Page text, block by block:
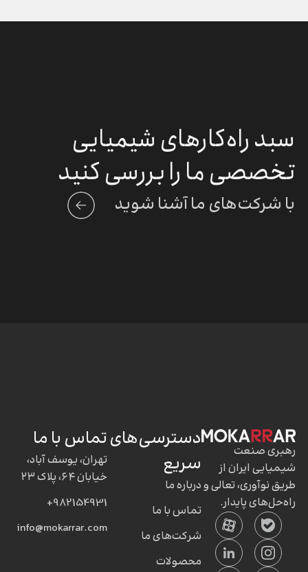
سبد راه‌کارهای شیمیایی
تخصصی ما را بررسی کنید
با شرکت‌های ما آشنا شوید
رهبری صنعت
شیمیایی ایران از
طریق نوآوری، تعالی و
راه‌حل‌های پایدار.
دسترسی‌های
سریع
درباره ما
تماس با ما
شرکت‌های ما
محصولات
تماس با ما
تهران، یوسف آباد،
خیابان ۶۴، پلاک ۲۳
982154931+
info@mokarrar.com